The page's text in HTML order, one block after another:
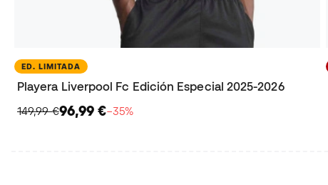
ED. LIMITADA
Playera Liverpool Fc Edición Especial 2025-2026
149,99 €96,99 €−35%